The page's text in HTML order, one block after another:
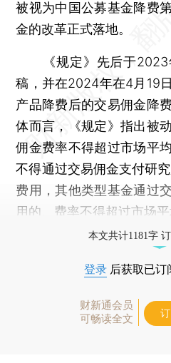
被视为中国公募基金降费
金的改革正式落地。
《规定》先后于2023
稿，并在2024年在4月19
产品降费后的交易佣金降
体而言，《规定》指出被
佣金费率不得超过市场平
不得通过交易佣金支付研
费用，其他类型基金通过
用的、费率不得超过市场平
本文共计1181字
登录 后获取已订
财新通会员
可畅读全文